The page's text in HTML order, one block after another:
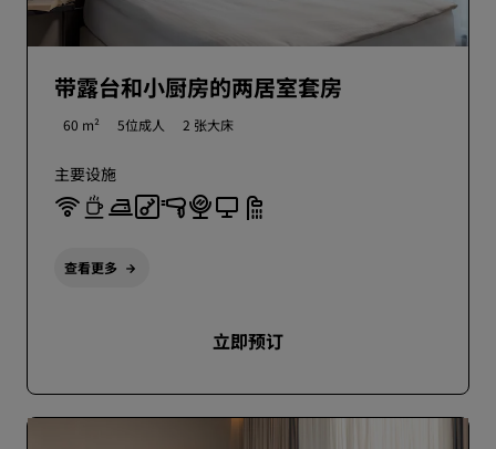
带露台和小厨房的两居室套房
60 m² 5位成人 2 张大床
主要设施
查看更多
立即预订